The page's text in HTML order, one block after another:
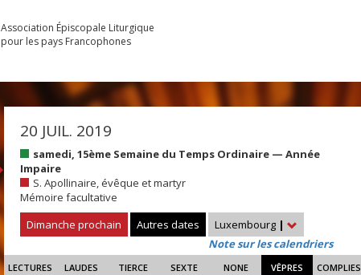
Association Épiscopale Liturgique
pour les pays Francophones
20 JUIL. 2019
samedi, 15ème Semaine du Temps Ordinaire — Année
Impaire
S. Apollinaire, évêque et martyr
Mémoire facultative
Dimanche prochain
Autres dates Luxembourg |
Note sur les calendriers
LECTURES LAUDES TIERCE SEXTE NONE VÊPRES COMPLIES